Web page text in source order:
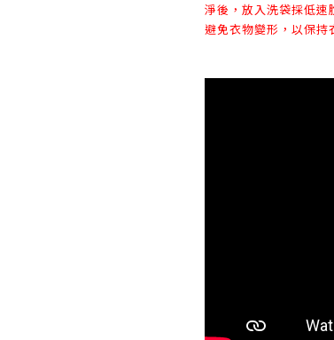
淨後，放入洗袋採低
避免衣物變形，以保持